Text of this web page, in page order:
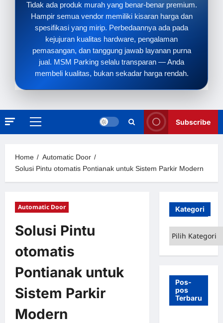
Tidak ada produk murah yang benar-benar premium.
Hampir semua vendor memiliki kisaran harga dan
spesifikasi yang mirip. Perbedaannya ada pada
kejujuran kualitas hardware, pengalaman
pemasangan, dan tanggung jawab layanan purna
jual. MSM Parking selalu transparan — Anda
membeli kualitas, bukan sekadar harga rendah.
Primary
Subscribe
Home
Automatic Door
Solusi Pintu otomatis Pontianak untuk Sistem Parkir Modern
Automatic Door
Solusi Pintu
otomatis
Pontianak untuk
Sistem Parkir
Modern
Kategori
Kategori
Pos-
pos
Terbaru